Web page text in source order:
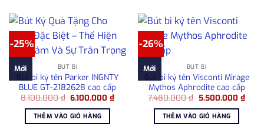
-25%
Mới BÚT BI
Bút bi ký tên Parker INGNTY
BLUE GT-2182628 cao cấp
8.100.000₫ Giá
là:
8.100.000 ₫.
6.100.000₫Giá
hiện
6.100.000 ₫.
THÊM VÀO GIỎ HÀNG
-26%
Mới BÚT BI
Bút bi ký tên Visconti Mirage
Mythos Aphrodite cao cấp
7.480.000₫ Giá
là:
7.480.000 ₫.
5.500.000 ₫Giá
hiện
THÊM VÀO GIỎ HÀNG